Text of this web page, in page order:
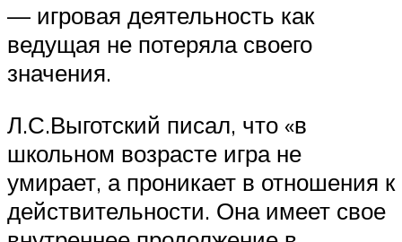
— игровая деятельность как
ведущая не потеряла своего
значения.
Л.С.Выготский писал, что «в
школьном возрасте игра не
умирает, а проникает в отношения к
действительности. Она имеет свое